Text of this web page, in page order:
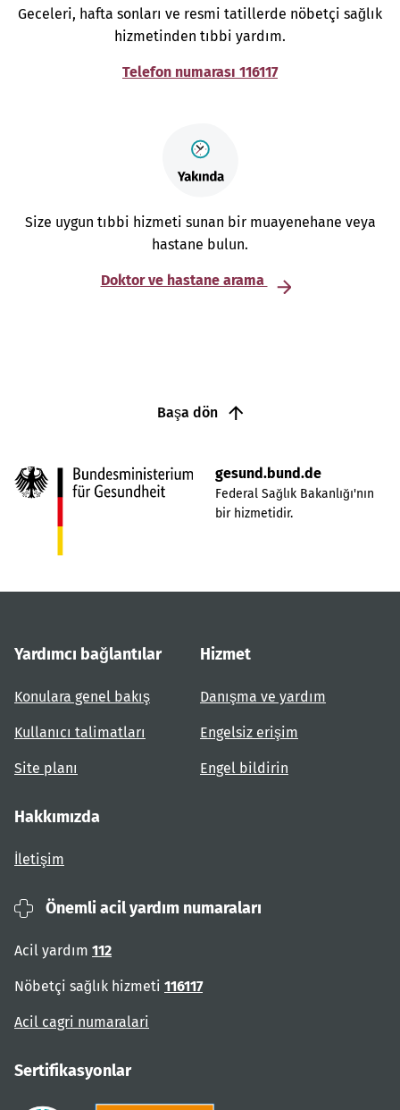
Geceleri, hafta sonları ve resmi tatillerde nöbetçi sağlık
hizmetinden tıbbi yardım.
Telefon numarası 116117
Size uygun tıbbi hizmeti sunan bir muayenehane veya
hastane bulun.
Doktor ve hastane arama
Başa dön
gesund.bund.de
Federal Sağlık Bakanlığı'nın
bir hizmetidir.
Yardımcı bağlantılar
Konulara genel bakış
Kullanıcı talimatları
Site planı
Hizmet
Danışma ve yardım
Engelsiz erişim
Engel bildirin
Hakkımızda
İletişim
Önemli acil yardım numaraları
Acil yardım 112
Nöbetçi sağlık hizmeti 116117
Acil cagri numaralari
Sertifikasyonlar